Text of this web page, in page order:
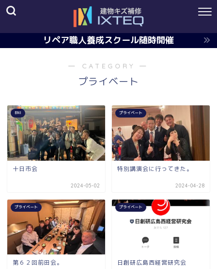
リペア職人養成スクール随時開催
― CATEGORY ―
プライベート
BNI
十日市会
2024-05-02
プライベート
特別講演会に行ってきた。
2024-04-28
プライベート
第６２回前田会。
プライベート
日創研広島西経営研究会